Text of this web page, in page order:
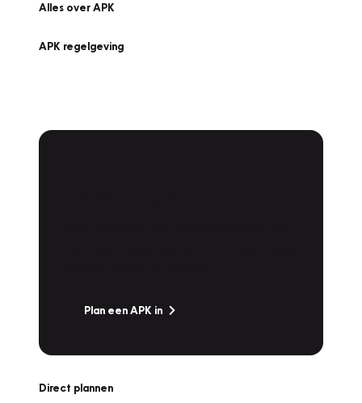
Alles over APK
APK regelgeving
Plan een APK in
Direct plannen